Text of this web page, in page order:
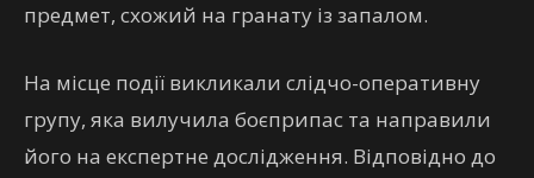
предмет, схожий на гранату із запалом.
На місце події викликали слідчо-оперативну
групу, яка вилучила боєприпас та направили
його на експертне дослідження. Відповідно до